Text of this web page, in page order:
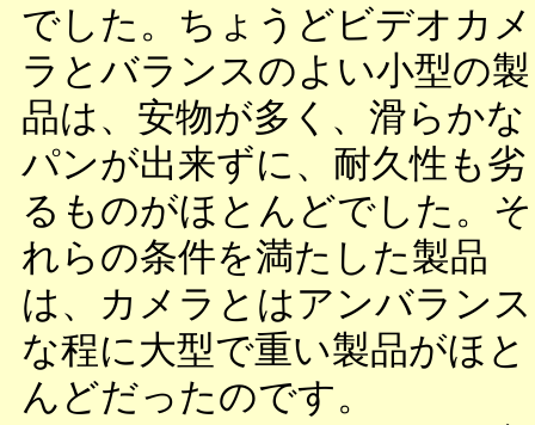
でした。ちょうどビデオカメ
ラとバランスのよい小型の製
品は、安物が多く、滑らかな
パンが出来ずに、耐久性も劣
るものがほとんどでした。そ
れらの条件を満たした製品
は、カメラとはアンバランス
な程に大型で重い製品がほと
んどだったのです。